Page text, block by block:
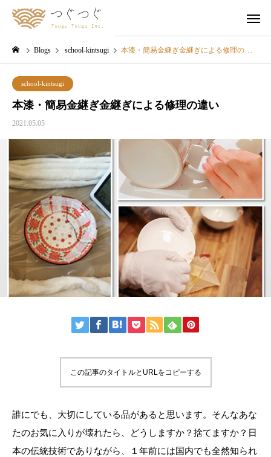
Blogs school-kintsugi 本漆・簡易金継ぎ金継ぎによる修理の違い
school-kintsugi
本漆・簡易金継ぎ金継ぎによる修理の違い
2021.05.05
この記事のタイトルとURLをコピーする
誰にでも、大切にしている品があると思います。そんなあな
たのお気に入りが壊れたら、どうしますか？捨てますか？日
本の伝統技術でありながら、１年前には国内でも全然知られ